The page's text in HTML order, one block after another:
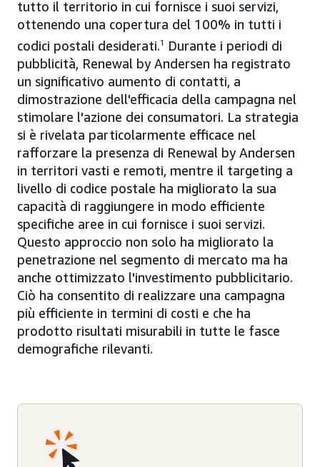
tutto il territorio in cui fornisce i suoi servizi,
ottenendo una copertura del 100% in tutti i
codici postali desiderati.1
Durante i periodi di
pubblicità, Renewal by Andersen ha registrato
un significativo aumento di contatti, a
dimostrazione dell'efficacia della campagna nel
stimolare l'azione dei consumatori. La strategia
si è rivelata particolarmente efficace nel
rafforzare la presenza di Renewal by Andersen
in territori vasti e remoti, mentre il targeting a
livello di codice postale ha migliorato la sua
capacità di raggiungere in modo efficiente
specifiche aree in cui fornisce i suoi servizi.
Questo approccio non solo ha migliorato la
penetrazione nel segmento di mercato ma ha
anche ottimizzato l'investimento pubblicitario.
Ciò ha consentito di realizzare una campagna
più efficiente in termini di costi e che ha
prodotto risultati misurabili in tutte le fasce
demografiche rilevanti.